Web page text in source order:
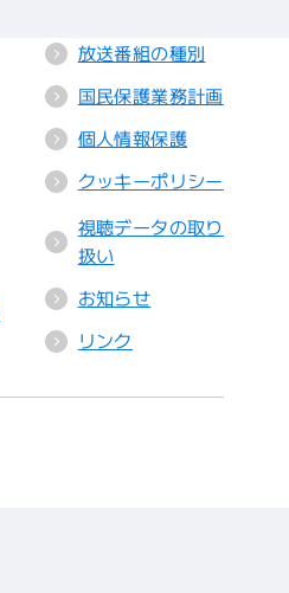
放送番組の種別
国民保護業務計画
個人情報保護
クッキーポリシー
視聴データの取り
扱い
お知らせ
リンク